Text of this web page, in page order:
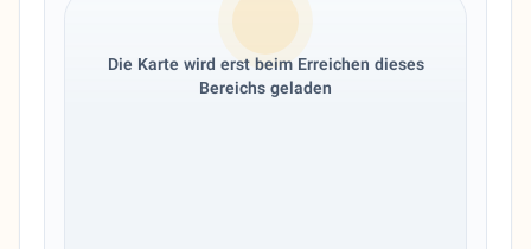
Die Karte wird erst beim Erreichen dieses
Bereichs geladen